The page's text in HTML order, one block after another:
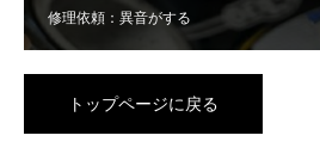
修理依頼：異音がする
トップページに戻る